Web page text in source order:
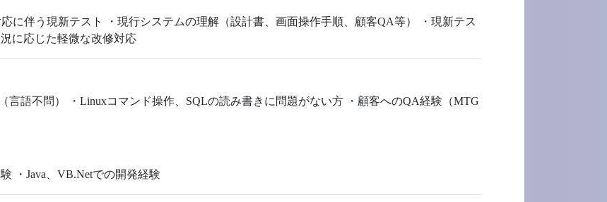
に伴う現新テスト ・現行システムの理解（設計書、画面操作手順、顧客QA等） ・現新テス
に応じた軽微な改修対応
言語不問） ・Linuxコマンド操作、SQLの読み書きに問題がない方 ・顧客へのQA経験（MTG
・Java、VB.Netでの開発経験